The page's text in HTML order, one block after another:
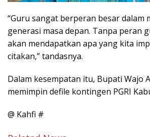
“Guru sangat berperan besar dalam
generasi masa depan. Tanpa peran
akan mendapatkan apa yang kita
citakan,” tandasnya.
Dalam kesempatan itu, Bupati Wajo
memimpin defile kontingen PGRI
@ Kahfi #